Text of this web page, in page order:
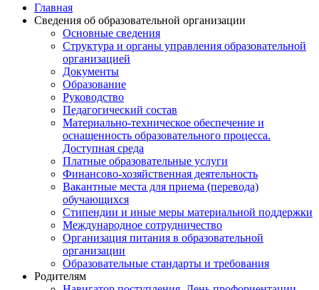
Главная
Сведения об образовательной организации
Основные сведения
Структура и органы управления образовательной
организацией
Документы
Образование
Руководство
Педагогический состав
Материально-техническое обеспечение и
оснащенность образовательного процесса.
Доступная среда
Платные образовательные услуги
Финансово-хозяйственная деятельность
Вакантные места для приема (перевода)
обучающихся
Стипендии и иные меры материальной поддержки
Международное сотрудничество
Организация питания в образовательной
организации
Образовательные стандарты и требования
Родителям